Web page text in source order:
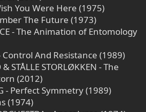
You Were Here (1975)
The Future (1973)
- The Animation of Entomology
Control And Resistance (1989)
STÅLLE STORLØKKEN - The
(2012)
- Perfect Symmetry (1989)
(1974)